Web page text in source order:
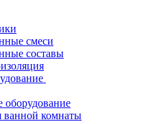
смеси
составы
оборудование
ванной комнаты